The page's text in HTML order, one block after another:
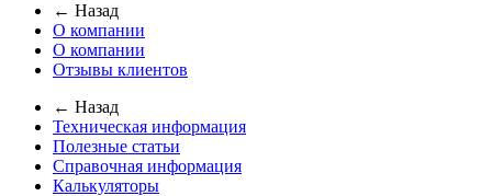
← Назад
О компании
О компании
Отзывы клиентов
← Назад
Техническая информация
Полезные статьи
Справочная информация
Калькуляторы